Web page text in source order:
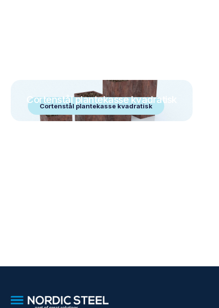
Cortenstål plantekasse kvadratisk
Cortenstål plantekasse kvadratisk